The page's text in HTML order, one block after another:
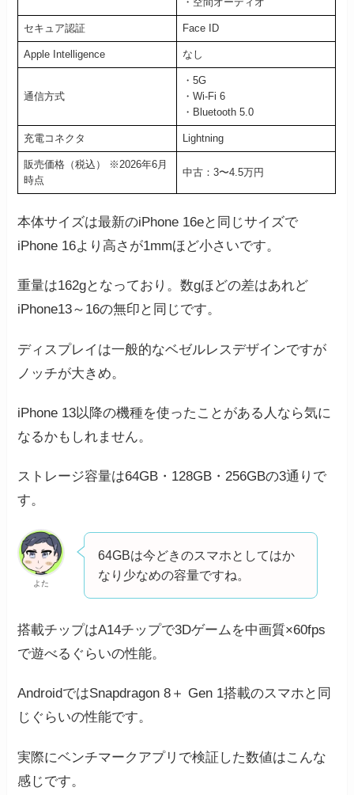
セキュア認証 Face ID
Apple Intelligence なし
通信方式
・5G
・Wi-Fi 6
・Bluetooth 5.0
充電コネクタ Lightning
販売価格（税込） ※2026年6月
時点
中古：3〜4.5万円
本体サイズは最新のiPhone 16eと同じサイズで
iPhone 16より高さが1mmほど小さいです。
重量は162gとなっており。数gほどの差はあれど
iPhone13～16の無印と同じです。
ディスプレイは一般的なベゼルレスデザインですが
ノッチが大きめ。
iPhone 13以降の機種を使ったことがある人なら気に
なるかもしれません。
ストレージ容量は64GB・128GB・256GBの3通りで
す。
よた
64GBは今どきのスマホとしてはか
なり少なめの容量ですね。
搭載チップはA14チップで3Dゲームを中画質×60fps
で遊べるぐらいの性能。
AndroidではSnapdragon 8＋ Gen 1搭載のスマホと同
じぐらいの性能です。
実際にベンチマークアプリで検証した数値はこんな
感じです。